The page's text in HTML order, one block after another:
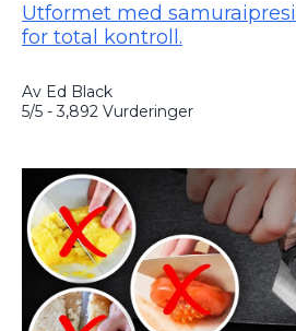
Utformet med
for total kontroll.
Av Ed Black
5/5 - 3,892 Vurderinger